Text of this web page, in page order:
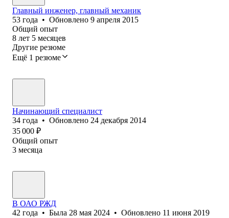
Главный инженер, главный механик
53 года • Обновлено 9 апреля 2015
Общий опыт
8 лет 5 месяцев
Другие резюме
Ещё 1 резюме
Начинающий специалист
34 года • Обновлено 24 декабря 2014
35 000 ₽
Общий опыт
3 месяца
В ОАО РЖД
42 года • Была 28 мая 2024 • Обновлено 11 июня 2019